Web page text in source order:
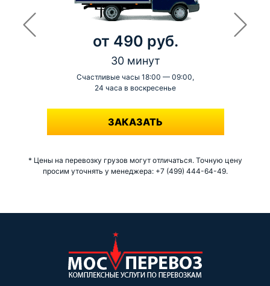
от 490 руб.
30 минут
Счастливые часы 18:00 — 09:00,
24 часа в воскресенье
-
ЗАКАЗАТЬ
* Цены на перевозку грузов могут отличаться. Точную цену
просим уточнять у менеджера: +7 (499) 444-64-49.